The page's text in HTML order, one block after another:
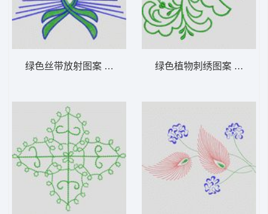
绿色丝带放射图案 植物花型 绿色植物刺绣图案 植物花